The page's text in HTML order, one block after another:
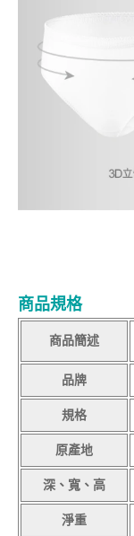
商品規格
商品簡述
品牌
規格
原產地
深、寬、高
淨重